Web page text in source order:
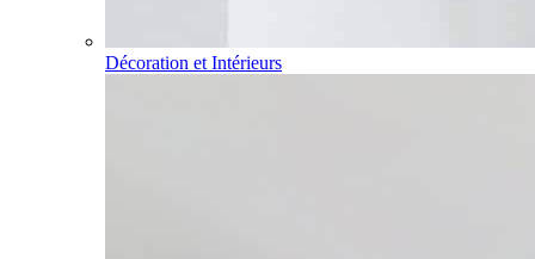
Décoration et Intérieurs